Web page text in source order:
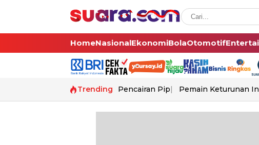
HomeNasionalEkonomiBolaOtomotif
Trending Pencairan Pip Pemain Keturunan